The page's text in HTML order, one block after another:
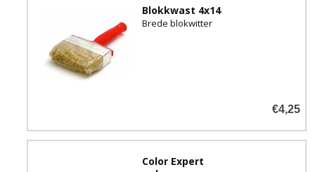
Blokkwast 4x14
Brede blokwitter
€4,25
Color Expert